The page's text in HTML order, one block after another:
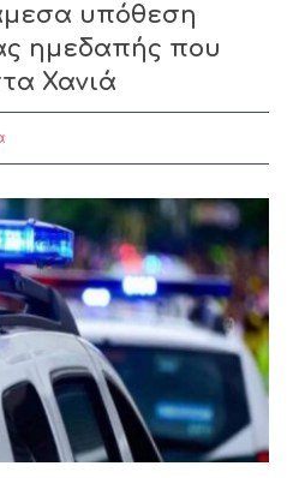
υπόθεση
ημεδαπής που
Χανιά